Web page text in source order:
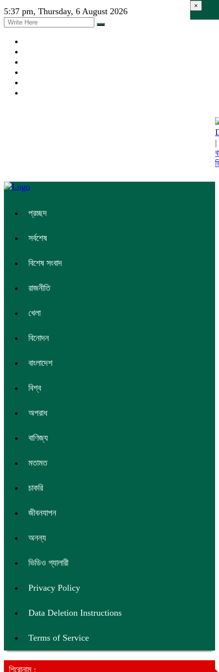
5:37 pm, Thursday, 6 August 2026
প্রচ্ছদ
সর্বশেষ
বিশেষ সংবাদ
রাজনীতি
খেলা
বিনোদন
বাংলাদেশ
বিশ্ব
অপরাধ
বাণিজ্য
মতামত
চাকরি
জীবনযাপন
অনন্য
ভিডিও গ্যালারী
Privacy Policy
Data Deletion Instructions
Terms of Service
শিরোনাম :
×